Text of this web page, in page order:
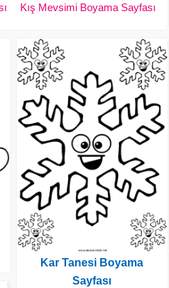
Kış Mevsimi Boyama Sayfası
Kar Tanesi Boyama
Sayfası